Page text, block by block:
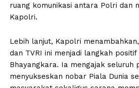
ruang komunikasi antara Polri dan
Kapolri.
Lebih lanjut, Kapolri
dan TVRI ini menjadi langkah
Bhayangkara. Ia mengajak seluruh
menyukseskan nobar Piala Dunia